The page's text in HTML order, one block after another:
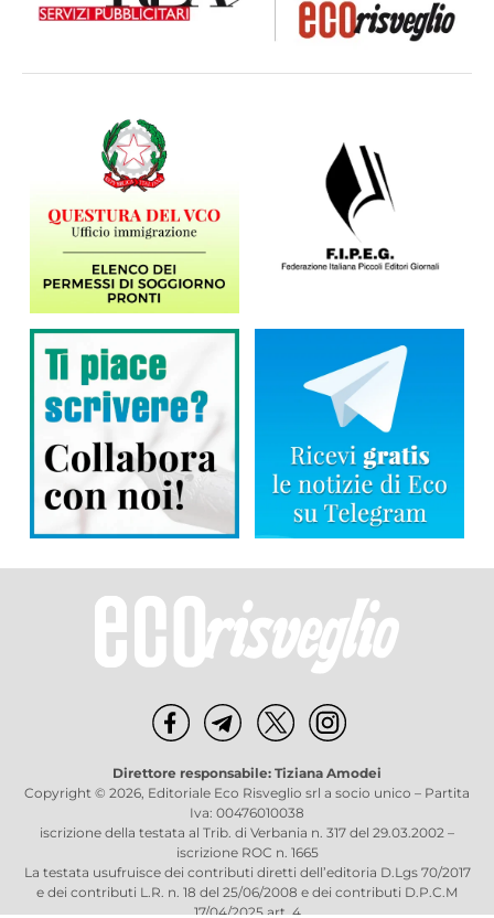
Direttore responsabile: Tiziana Amodei
Copyright © 2026, Editoriale Eco Risveglio srl a socio unico – Partita
Iva: 00476010038
iscrizione della testata al Trib. di Verbania n. 317 del 29.03.2002 –
iscrizione ROC n. 1665
La testata usufruisce dei contributi diretti dell’editoria D.Lgs 70/2017
e dei contributi L.R. n. 18 del 25/06/2008 e dei contributi D.P.C.M
17/04/2025 art. 4